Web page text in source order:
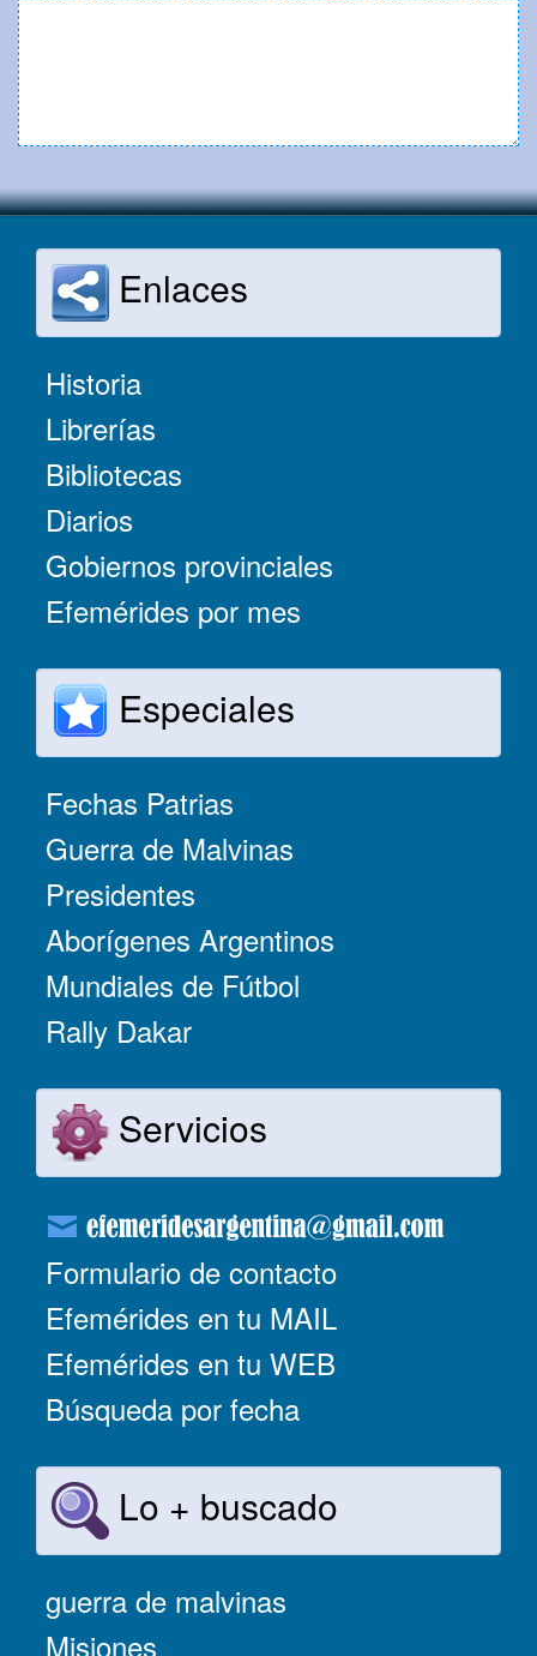
Enlaces
Historia
Librerías
Bibliotecas
Diarios
Gobiernos provinciales
Efemérides por mes
Especiales
Fechas Patrias
Guerra de Malvinas
Presidentes
Aborígenes Argentinos
Mundiales de Fútbol
Rally Dakar
Servicios
Formulario de contacto
Efemérides en tu MAIL
Efemérides en tu WEB
Búsqueda por fecha
Lo + buscado
guerra de malvinas
Misiones